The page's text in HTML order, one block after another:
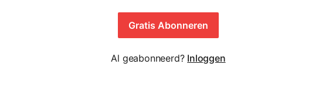
Gratis Abonneren
Al geabonneerd? Inloggen